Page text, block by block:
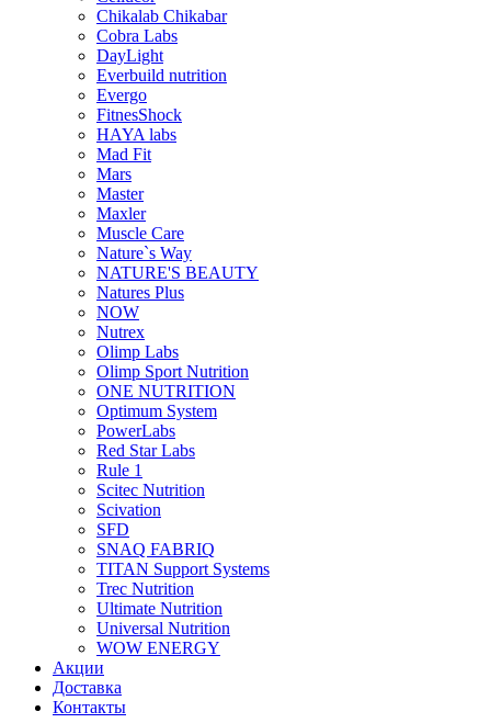
Chikalab Chikabar
Cobra Labs
DayLight
Everbuild nutrition
Evergo
FitnesShock
HAYA labs
Mad Fit
Mars
Master
Maxler
Muscle Care
Nature`s Way
NATURE'S BEAUTY
Natures Plus
NOW
Nutrex
Olimp Labs
Olimp Sport Nutrition
ONE NUTRITION
Optimum System
PowerLabs
Red Star Labs
Rule 1
Scitec Nutrition
Scivation
SFD
SNAQ FABRIQ
TITAN Support Systems
Trec Nutrition
Ultimate Nutrition
Universal Nutrition
WOW ENERGY
Акции
Доставка
Контакты